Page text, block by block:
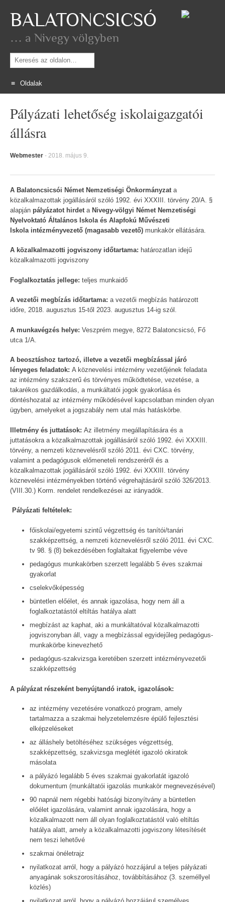
BALATONCSICSÓ
… a Nivegy völgyben
Keresés
Oldalak
Pályázati lehetőség iskolaigazgatói
állásra
Webmester - 2018. május 9.
A Balatoncsicsói Német Nemzetiségi Önkormányzat a
közalkalmazottak jogállásáról szóló 1992. évi XXXIII. törvény 20/A. §
alapján pályázatot hirdet a Nivegy-völgyi Német Nemzetiségi
Nyelvoktató Általános Iskola és Alapfokú Művészeti
Iskola intézményvezető (magasabb vezető) munkakör ellátására.
A közalkalmazotti jogviszony időtartama: határozatlan idejű
közalkalmazotti jogviszony
Foglalkoztatás jellege: teljes munkaidő
A vezetői megbízás időtartama: a vezetői megbízás határozott
időre, 2018. augusztus 15-től 2023. augusztus 14-ig szól.
A munkavégzés helye: Veszprém megye, 8272 Balatoncsicsó, Fő
utca 1/A.
A beosztáshoz tartozó, illetve a vezetői megbízással járó
lényeges feladatok: A köznevelési intézmény vezetőjének feladata
az intézmény szakszerű és törvényes működtetése, vezetése, a
takarékos gazdálkodás, a munkáltatói jogok gyakorlása és
döntéshozatal az intézmény működésével kapcsolatban minden olyan
ügyben, amelyeket a jogszabály nem utal más hatáskörbe.
Illetmény és juttatások: Az illetmény megállapítására és a
juttatásokra a közalkalmazottak jogállásáról szóló 1992. évi XXXIII.
törvény, a nemzeti köznevelésről szóló 2011. évi CXC. törvény,
valamint a pedagógusok előmeneteli rendszeréről és a
közalkalmazottak jogállásáról szóló 1992. évi XXXIII. törvény
köznevelési intézményekben történő végrehajtásáról szóló 326/2013.
(VIII.30.) Korm. rendelet rendelkezései az irányadók.
Pályázati feltételek:
főiskolai/egyetemi szintű végzettség és tanítói/tanári
szakképzettség, a nemzeti köznevelésről szóló 2011. évi CXC.
tv 98. § (8) bekezdésében foglaltakat figyelembe véve
pedagógus munkakörben szerzett legalább 5 éves szakmai
gyakorlat
cselekvőképesség
büntetlen előélet, és annak igazolása, hogy nem áll a
foglalkoztatástól eltiltás hatálya alatt
megbízást az kaphat, aki a munkáltatóval közalkalmazotti
jogviszonyban áll, vagy a megbízással egyidejűleg pedagógus-
munkakörbe kinevezhető
pedagógus-szakvizsga keretében szerzett intézményvezetői
szakképzettség
A pályázat részeként benyújtandó iratok, igazolások:
az intézmény vezetésére vonatkozó program, amely
tartalmazza a szakmai helyzetelemzésre épülő fejlesztési
elképzeléseket
az álláshely betöltéséhez szükséges végzettség,
szakképzettség, szakvizsga meglétét igazoló okiratok
másolata
a pályázó legalább 5 éves szakmai gyakorlatát igazoló
dokumentum (munkáltatói igazolás munkakör megnevezésével)
90 napnál nem régebbi hatósági bizonyítvány a büntetlen
előélet igazolására, valamint annak igazolására, hogy a
közalkalmazott nem áll olyan foglalkoztatástól való eltiltás
hatálya alatt, amely a közalkalmazotti jogviszony létesítését
nem teszi lehetővé
szakmai önéletrajz
nyilatkozat arról, hogy a pályázó hozzájárul a teljes pályázati
anyagának sokszorosításához, továbbításához (3. személlyel
közlés)